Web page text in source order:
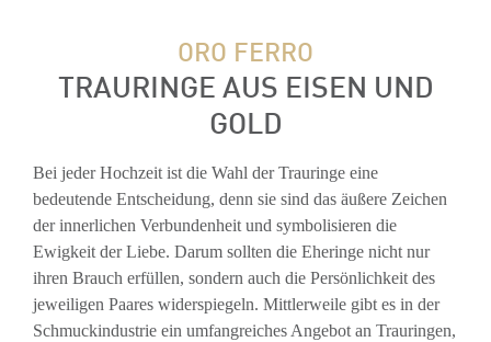
ORO FERRO
TRAURINGE AUS EISEN UND
GOLD
Bei jeder Hochzeit ist die Wahl der Trauringe eine
bedeutende Entscheidung, denn sie sind das äußere Zeichen
der innerlichen Verbundenheit und symbolisieren die
Ewigkeit der Liebe. Darum sollten die Eheringe nicht nur
ihren Brauch erfüllen, sondern auch die Persönlichkeit des
jeweiligen Paares widerspiegeln. Mittlerweile gibt es in der
Schmuckindustrie ein umfangreiches Angebot an Trauringen,